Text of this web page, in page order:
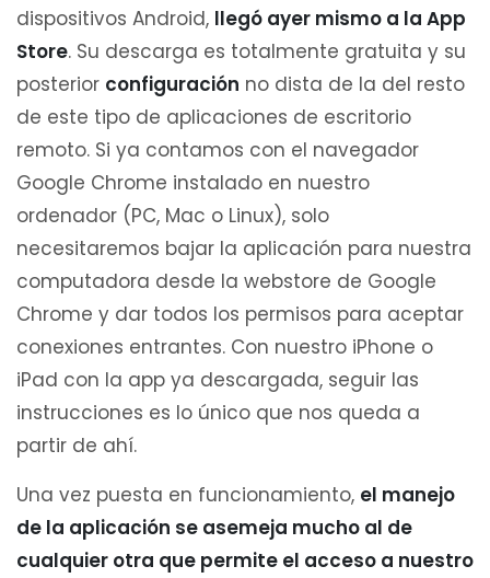
dispositivos Android, llegó ayer mismo a la App
Store. Su descarga es totalmente gratuita y su
posterior configuración no dista de la del resto
de este tipo de aplicaciones de escritorio
remoto. Si ya contamos con el navegador
Google Chrome instalado en nuestro
ordenador (PC, Mac o Linux), solo
necesitaremos bajar la aplicación para nuestra
computadora desde la webstore de Google
Chrome y dar todos los permisos para aceptar
conexiones entrantes. Con nuestro iPhone o
iPad con la app ya descargada, seguir las
instrucciones es lo único que nos queda a
partir de ahí.
Una vez puesta en funcionamiento, el manejo
de la aplicación se asemeja mucho al de
cualquier otra que permite el acceso a nuestro